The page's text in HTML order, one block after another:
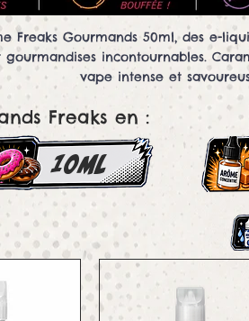
Freaks Gourmands 50ml, des e-
incontournables.
vape intense et
Freaks en :
10ml